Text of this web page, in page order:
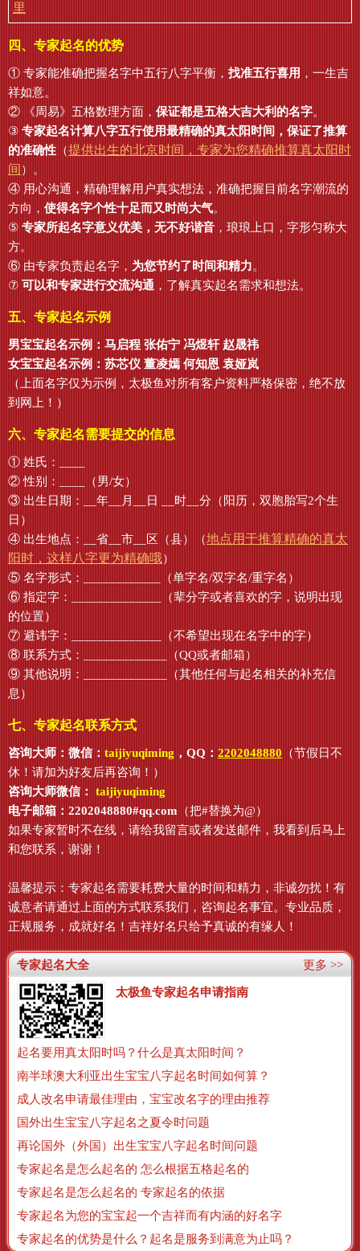
里
四、专家起名的优势
① 专家能准确把握名字中五行八字平衡， 找准五行喜用 ，一生吉
祥如意。
② 《周易》五格数理方面， 保证都是五格大吉大利的名字。
③ 专家起名计算八字五行使用最精确的真太阳时间，保证了推算
的准确性 （提供出生的北京时间，专家为您精确推算真太阳时
间 ）。
④ 用心沟通，精确理解用户真实想法，准确把握目前名字潮流的
方向， 使得名字个性十足而又时尚大气。
⑤ 专家所起名字意义优美，无不好谐音 ，琅琅上口，字形匀称大
方。
⑥ 由专家负责起名字， 为您节约了时间和精力。
⑦ 可以和专家进行交流沟通 ，了解真实起名需求和想法。
五、专家起名示例
男宝宝起名示例：马启程 张佑宁 冯煜轩 赵晟祎
女宝宝起名示例：苏芯仪 董凌嫣 何知恩 袁娅岚
（上面名字仅为示例，太极鱼对所有客户资料严格保密，绝不放
到网上！）
六、专家起名需要提交的信息
① 姓氏：____
② 性别：____（男/女）
③ 出生日期：__年__月__日 __时__分（阳历，双胞胎写2个生
日）
④ 出生地点：__省__市__区（县）（地点用于推算精确的真太
阳时，这样八字更为精确哦）
⑤ 名字形式：____________（单字名/双字名/重字名）
⑥ 指定字：______________（辈分字或者喜欢的字，说明出现
的位置）
⑦ 避讳字：______________（不希望出现在名字中的字）
⑧ 联系方式：_____________（QQ或者邮箱）
⑨ 其他说明：_____________（其他任何与起名相关的补充信
息）
七、专家起名联系方式
咨询大师：微信： taijiyuqiming ，QQ： 2202048880 （节假日不
休！请加为好友后再咨询！）
咨询大师微信： taijiyuqiming
电子邮箱：2202048880#qq.com （把#替换为@）
如果专家暂时不在线，请给我留言或者发送邮件，我看到后马上
和您联系，谢谢！
温馨提示：专家起名需要耗费大量的时间和精力，非诚勿扰！有
诚意者请通过上面的方式联系我们，咨询起名事宜。专业品质，
正规服务，成就好名！吉祥好名只给予真诚的有缘人！
更多 >>
专家起名大全
太极鱼专家起名申请指南
起名要用真太阳时吗？什么是真太阳时间？
南半球澳大利亚出生宝宝八字起名时间如何算？
成人改名申请最佳理由，宝宝改名字的理由推荐
国外出生宝宝八字起名之夏令时问题
再论国外（外国）出生宝宝八字起名时间问题
专家起名是怎么起名的 怎么根据五格起名的
专家起名是怎么起名的 专家起名的依据
专家起名为您的宝宝起一个吉祥而有内涵的好名字
专家起名的优势是什么？起名是服务到满意为止吗？